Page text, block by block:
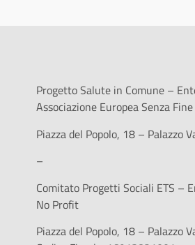
Progetto Salute in Comune –
Associazione Europea Senza
Piazza del Popolo, 18 – Palazzo
–
Comitato Progetti Sociali ETS –
No Profit
Piazza del Popolo, 18 – Palazzo